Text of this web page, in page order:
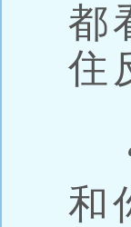
都
住
“
和